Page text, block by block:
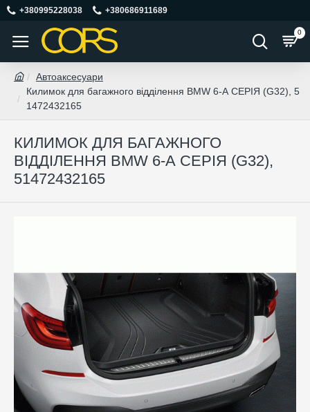
+380995228038 +380686911689
0
Автоаксесуари
Килимок для багажного відділення BMW 6-А СЕРІЯ (G32), 5
1472432165
КИЛИМОК ДЛЯ БАГАЖНОГО
ВІДДІЛЕННЯ BMW 6-А СЕРІЯ (G32),
51472432165